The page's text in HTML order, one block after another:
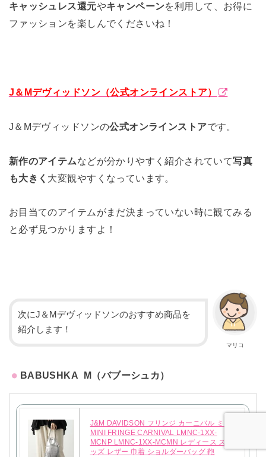
キャッシュレス還元やキャンペーンを利用して、お得に
ファッションを楽しんでくださいね！
J＆Mデヴィッドソン（公式オンラインストア）
J＆Mデヴィッドソンの公式オンラインストアです。
新作のアイテムなどが分かりやすく紹介されていて写真
も大きく 大変観やすくなっています。
お目当てのアイテムがまだ決まっていない時に観てみる
と必ず見つかりますよ！
マリコ
次にJ＆Mデヴィッドソンのおすすめ商品を
紹介します！
BABUSHKA M（バブーシュカ）
J&M DAVIDSON フリンジ カーニバル ミニ
MINI FRINGE CARNIVAL LMNC-1XX-
MCNP LMNC-1XX-MCMN レディース スタ
ッズ レザー 巾着 ショルダーバッグ 鞄